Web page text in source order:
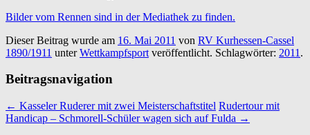
Bilder vom Rennen sind in der Mediathek zu finden.
Dieser Beitrag wurde am 16. Mai 2011 von RV Kurhessen-Cassel
1890/1911 unterWettkampfsport veröffentlicht. Schlagwörter: 2011 .
Beitragsnavigation
← Kasseler Ruderer mit zwei Meisterschaftstitel Rudertour mit
Handicap – Schmorell-Schüler wagen sich auf Fulda →